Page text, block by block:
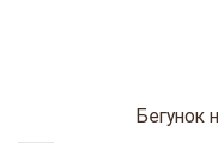
Бегунок